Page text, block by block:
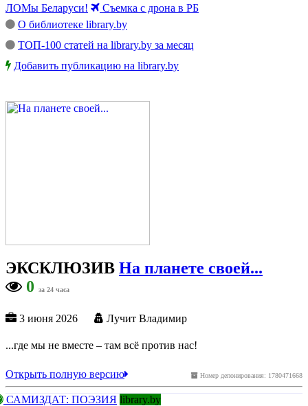
ЛОМы Беларуси!
Съемка с дрона в РБ
О библиотеке library.by
ТОП-100 статей на library.by за месяц
Добавить публикацию на library.by
ЭКСКЛЮЗИВ На планете своей...
0
за 24 часа
3 июня 2026 Лучит Владимир
...где мы не вместе – там всё против нас!
Номер депонирования: 1780471668
Открыть полную версию
САМИЗДАТ: ПОЭЗИЯ library.by